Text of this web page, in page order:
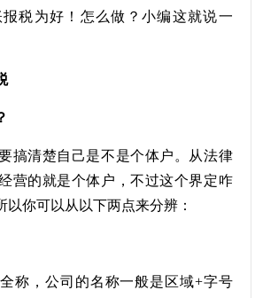
税为好！怎么做？小编这就说一
搞清楚自己是不是个体户。从法律
营的就是个体户，不过这个界定咋
以你可以从以下两点来分辨：
称，公司的名称一般是区域+字号